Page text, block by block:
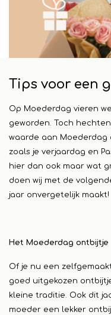
Tips voor een
Op Moederdag vieren
geworden. Toch
waarde aan
zoals je verjaardag en
hier dan ook maar wat
doen wij met de
jaar onvergetelijk maakt!
Het Moederdag ontbijtje
Of je nu een
goed uitgekozen
kleine traditie. Ook dit
moeder een lekker